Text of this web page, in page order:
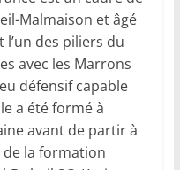
Malmaison et âgé
l’un des piliers du
avec les Marrons
défensif capable
a été formé à
avant de partir à
de la formation